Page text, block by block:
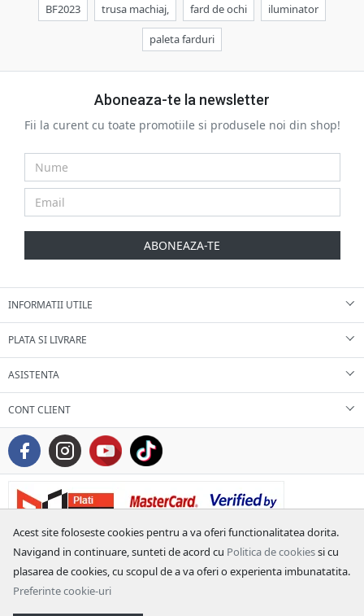
Acest site foloseste cookies pentru a va oferi functionalitatea dorita.
Navigand in continuare, sunteti de acord cu Politica de cookiessi cu
plasarea de cookies, cu scopul de a va oferi o experienta imbunatatita.
Preferinte cookie-uri
BF2023 trusa machiaj, fard de ochi iluminator
paleta farduri
Aboneaza-te la newsletter
Fii la curent cu toate promotiile si produsele noi din shop!
ABONEAZA-TE
INFORMATII UTILE
PLATA SI LIVRARE
ASISTENTA
CONT CLIENT